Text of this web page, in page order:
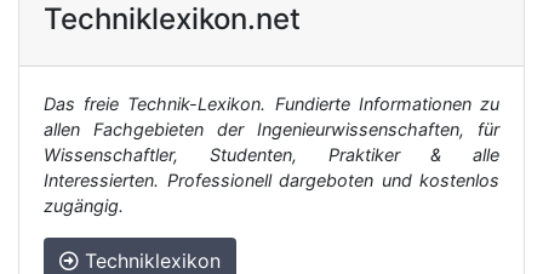
Techniklexikon.net
Das freie Technik-Lexikon. Fundierte Informationen zu
allen Fachgebieten der Ingenieurwissenschaften, für
Wissenschaftler, Studenten, Praktiker & alle
Interessierten. Professionell dargeboten und kostenlos
zugängig.
Techniklexikon